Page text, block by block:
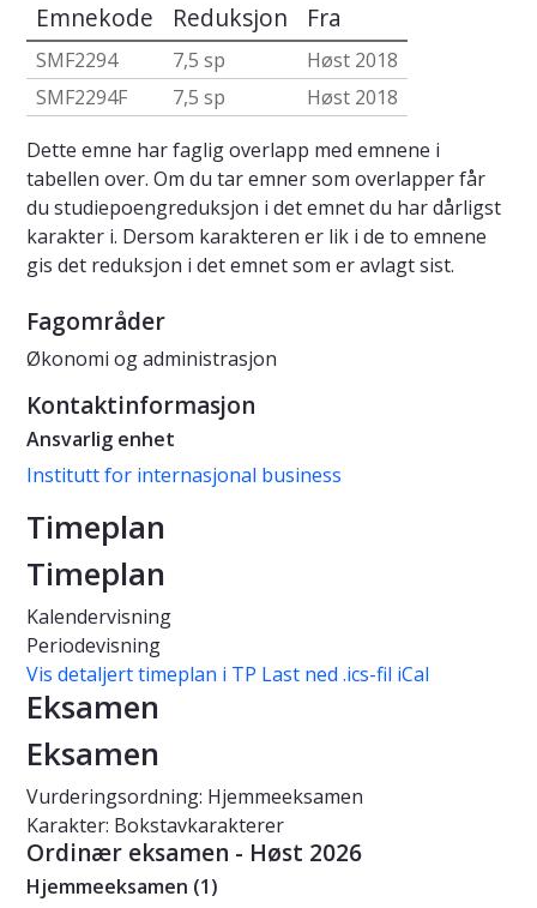
Emnekode Reduksjon Fra
SMF2294 7,5 sp
Høst 2018
SMF2294F
7,5 sp
Høst 2018
Dette emne har faglig overlapp med emnene i
tabellen over. Om du tar emner som overlapper får
du studiepoengreduksjon i det emnet du har dårligst
karakter i. Dersom karakteren er lik i de to emnene
gis det reduksjon i det emnet som er avlagt sist.
Fagområder
Økonomi og administrasjon
Kontaktinformasjon
Ansvarlig enhet
Institutt for internasjonal business
Timeplan
Timeplan
Kalendervisning
Periodevisning
Vis detaljert timeplan i TP Last ned .ics-fil iCal
Eksamen
Eksamen
Vurderingsordning: Hjemmeeksamen
Karakter: Bokstavkarakterer
Ordinær eksamen - Høst 2026
Hjemmeeksamen (1)